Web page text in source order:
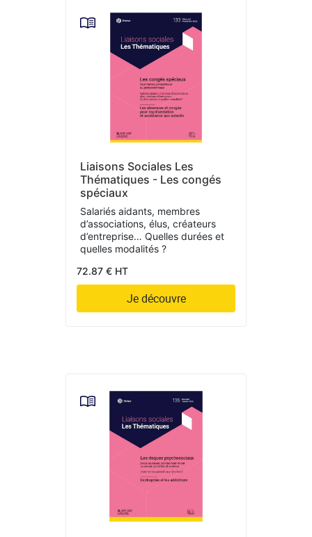
Liaisons Sociales Les
Thématiques - Les congés
spéciaux
Salariés aidants, membres
d’associations, élus, créateurs
d’entreprise… Quelles durées et
quelles modalités ?
72.87 € HT
Je découvre